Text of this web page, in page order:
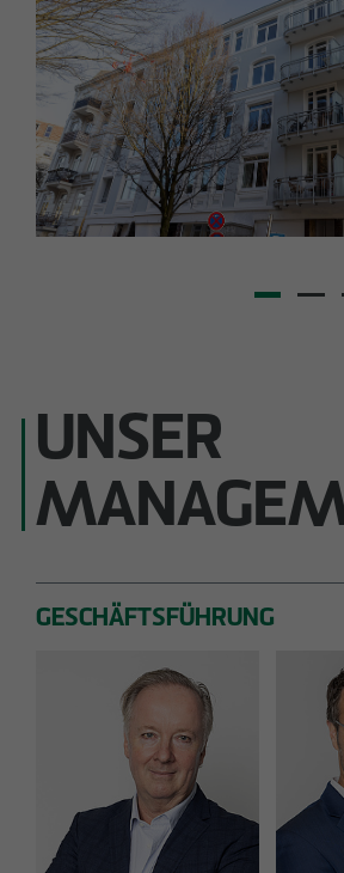
UNSER
GESCHÄFTSFÜHRUNG